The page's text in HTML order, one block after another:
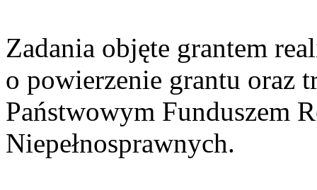
Zadania objęte grantem
o powierzenie grantu oraz
Państwowym Funduszem
Niepełnosprawnych.